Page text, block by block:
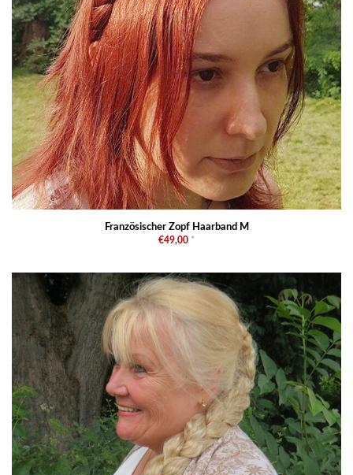
Französischer Zopf Haarband M
€49,00 *